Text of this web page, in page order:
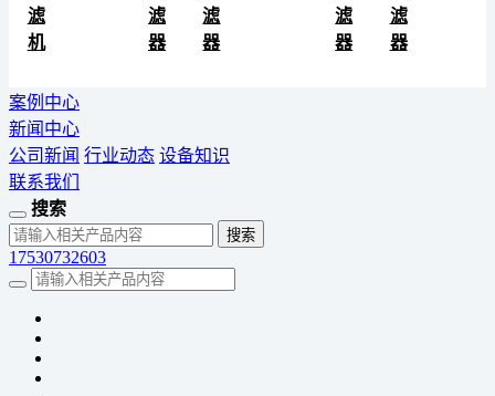
滤
机
滤
器
滤
器
滤
器
滤
器
案例中心
新闻中心
公司新闻 行业动态 设备知识
联系我们
搜索
17530732603